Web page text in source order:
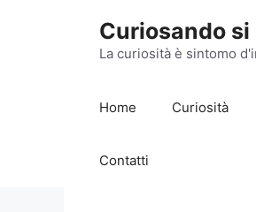
Curiosando si
La curiosità è sintomo
Home Curiosità
Contatti